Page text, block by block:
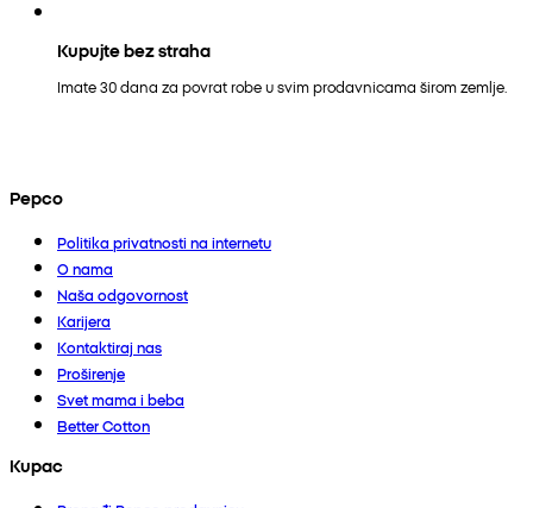
Kupujte bez straha
Imate 30 dana za povrat robe u svim prodavnicama širom zemlje.
Pepco
Politika privatnosti na internetu
O nama
Naša odgovornost
Karijera
Kontaktiraj nas
Proširenje
Svet mama i beba
Better Cotton
Kupac